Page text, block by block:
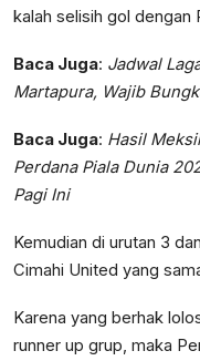
kalah selisih gol dengan
Baca Juga: Jadwal
Martapura, Wajib
Baca Juga: Hasil
Perdana Piala Dunia
Pagi Ini
Kemudian di urutan 3
Cimahi United yang
Karena yang berhak
runner up grup, maka